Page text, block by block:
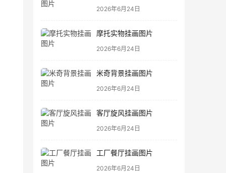
2026年6月24日
摩托实物挂画图片
2026年6月24日
米奇背景挂画图片
2026年6月24日
客厅旋风挂画图片
2026年6月24日
工厂餐厅挂画图片
2026年6月24日